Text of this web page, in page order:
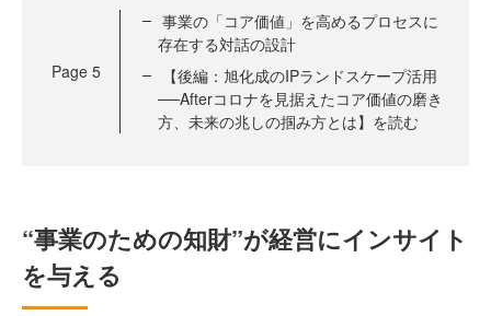
Page 5
事業の「コア価値」を高めるプロセスに
存在する対話の設計
【後編：旭化成のIPランドスケープ活用
──Afterコロナを見据えたコア価値の磨き
方、未来の兆しの掴み方とは】を読む
“事業のための知財”が経営にインサイト
を与える